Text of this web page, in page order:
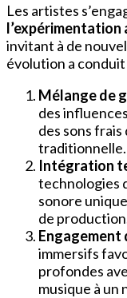
Les artistes
l’expérimentation
invitant à de
évolution a conduit
Mélange de
des
des sons
traditionnelle.
Intégration
technologies
sonore
de
Engagement
immersifs
profondes
musique à un